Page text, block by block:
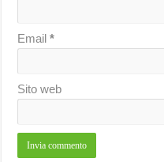
Email*
Sito web